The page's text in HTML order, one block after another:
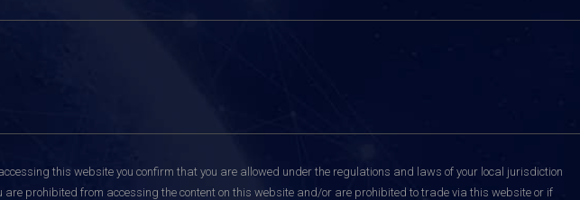
this website you confirm that you are allowed under the regulations and laws of your local jurisdiction
prohibited from accessing the content on this website and/or are prohibited to trade via this website or if